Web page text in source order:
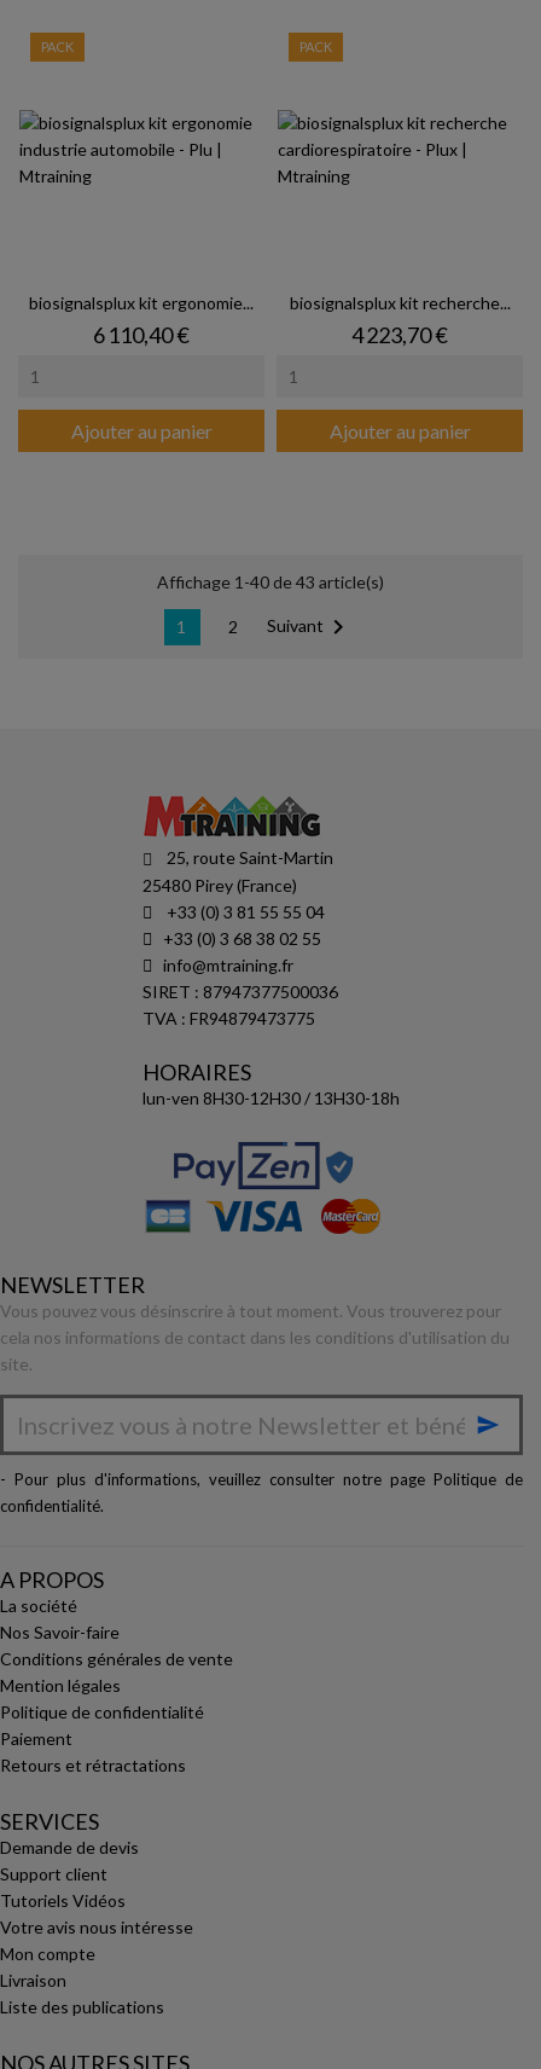
biosignalsplux kit ergonomie...
Prix
6 110,40 €
Ajouter au panier
PACK
biosignalsplux kit recherche...
Prix
4 223,70 €
Ajouter au panier
PACK
Affichage 1-40 de 43 article(s)
1 2 Suivant 
25, route Saint-Martin
25480 Pirey (France)
+33 (0) 3 81 55 55 04
+33 (0) 3 68 38 02 55
info@mtraining.fr
SIRET : 87947377500036
TVA : FR94879473775
HORAIRES
lun-ven 8H30-12H30 / 13H30-18h
NEWSLETTER
Vous pouvez vous désinscrire à tout moment. Vous trouverez pour
cela nos informations de contact dans les conditions d'utilisation du
site.

- Pour plus d'informations, veuillez consulter notre page Politique de
confidentialité.
A PROPOS
La société
Nos Savoir-faire
Conditions générales de vente
Mention légales
Politique de confidentialité
Paiement
Retours et rétractations
SERVICES
Demande de devis
Support client
Tutoriels Vidéos
Votre avis nous intéresse
Mon compte
Livraison
Liste des publications
NOS AUTRES SITES